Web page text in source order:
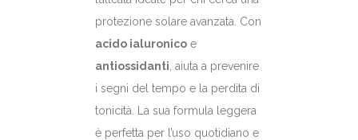
protezione solare avanzata. Con
acido ialuronico e
antiossidanti , aiuta a prevenire
i segni del tempo e la perdita di
tonicità. La sua formula leggera
è perfetta per l’uso quotidiano e